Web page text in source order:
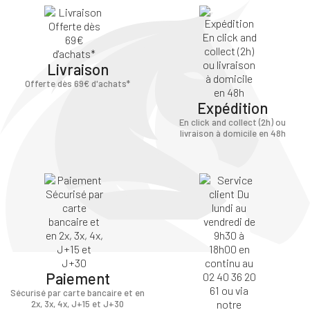
Livraison
Offerte dès 69€ d'achats*
Expédition
En click and collect (2h) ou
livraison à domicile en 48h
Paiement
Sécurisé par carte bancaire et en
2x, 3x, 4x, J+15 et J+30